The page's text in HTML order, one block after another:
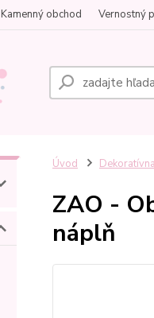
Kamenný obchod Vernostný
Úvod
ZAO -
náplň